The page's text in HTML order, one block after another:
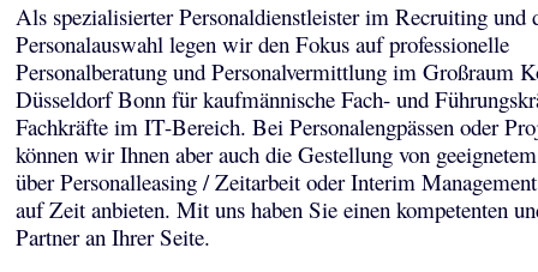
Als spezialisierter Personaldienstleister im Recruiting und
Personalauswahl legen wir den Fokus auf professionelle
Personalberatung und Personalvermittlung im Großraum
Düsseldorf Bonn für kaufmännische Fach- und
Fachkräfte im IT-Bereich. Bei Personalengpässen oder
können wir Ihnen aber auch die Gestellung von
über Personalleasing / Zeitarbeit oder Interim
auf Zeit anbieten. Mit uns haben Sie einen kompetenten
Partner an Ihrer Seite.